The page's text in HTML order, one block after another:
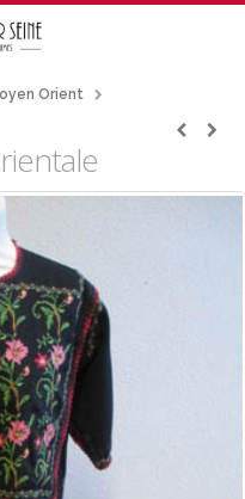
Orient